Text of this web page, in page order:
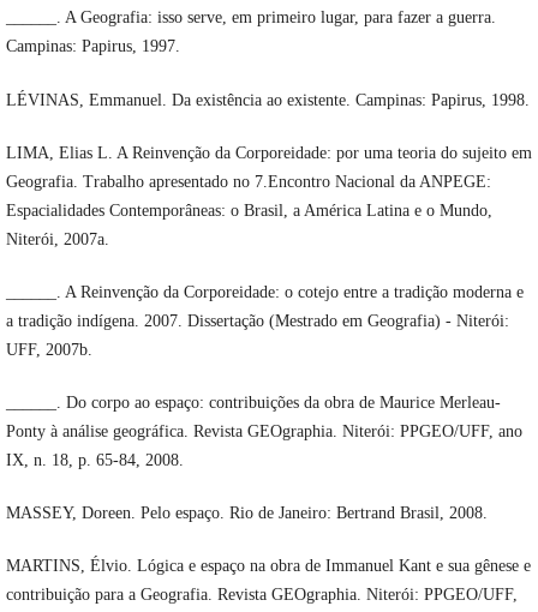
______. A Geografia: isso serve, em primeiro lugar, para fazer a guerra.
Campinas: Papirus, 1997.
LÉVINAS, Emmanuel. Da existência ao existente. Campinas: Papirus, 1998.
LIMA, Elias L. A Reinvenção da Corporeidade: por uma teoria do sujeito em
Geografia. Trabalho apresentado no 7.Encontro Nacional da ANPEGE:
Espacialidades Contemporâneas: o Brasil, a América Latina e o Mundo,
Niterói, 2007a.
______. A Reinvenção da Corporeidade: o cotejo entre a tradição moderna e
a tradição indígena. 2007. Dissertação (Mestrado em Geografia) - Niterói:
UFF, 2007b.
______. Do corpo ao espaço: contribuições da obra de Maurice Merleau-
Ponty à análise geográfica. Revista GEOgraphia. Niterói: PPGEO/UFF, ano
IX, n. 18, p. 65-84, 2008.
MASSEY, Doreen. Pelo espaço. Rio de Janeiro: Bertrand Brasil, 2008.
MARTINS, Élvio. Lógica e espaço na obra de Immanuel Kant e sua gênese e
contribuição para a Geografia. Revista GEOgraphia. Niterói: PPGEO/UFF,